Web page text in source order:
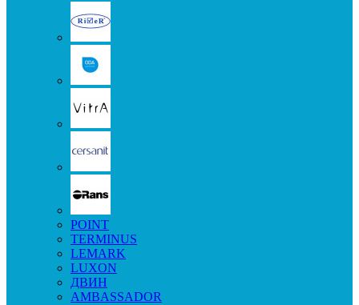
POINT
TERMINUS
LEMARK
LUXON
ДВИН
AMBASSADOR